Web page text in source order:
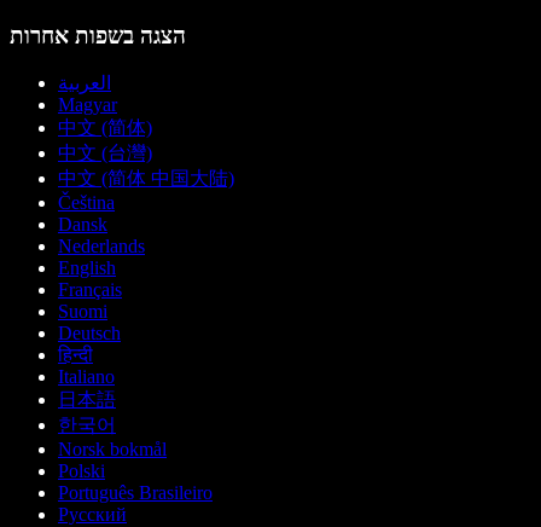
הצגה בשפות אחרות
العربية
Magyar
中文 (简体)
中文 (台灣)
中文 (简体 中国大陆)
Čeština
Dansk
Nederlands
English
Français
Suomi
Deutsch
हिन्दी
Italiano
日本語
한국어
Norsk bokmål
Polski
Português Brasileiro
Русский